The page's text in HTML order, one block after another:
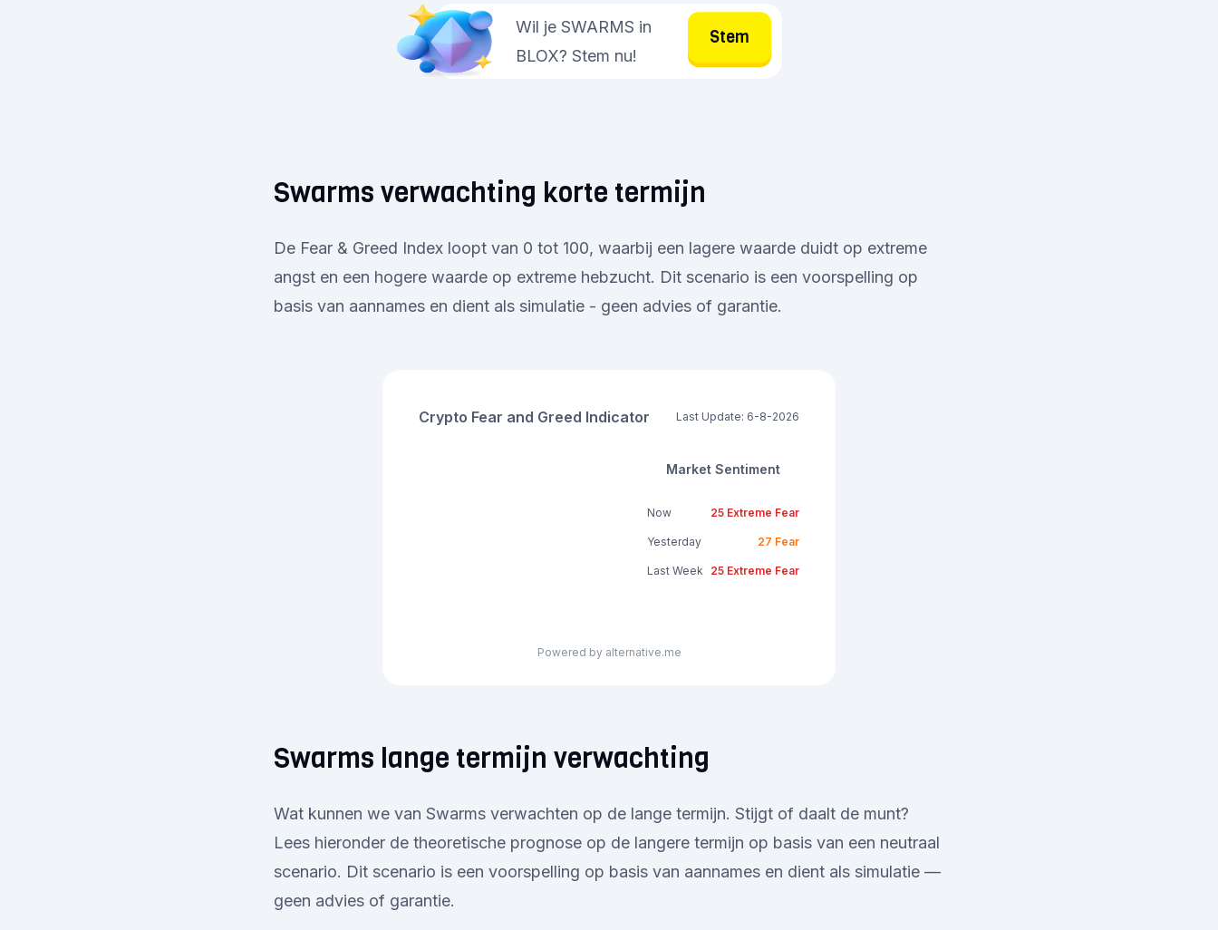
Wil je SWARMS in
BLOX? Stem nu!
Stem
Swarms verwachting korte termijn
De Fear & Greed Index loopt van 0 tot 100, waarbij een lagere waarde duidt op extreme
angst en een hogere waarde op extreme hebzucht. Dit scenario is een voorspelling op
basis van aannames en dient als simulatie - geen advies of garantie.
Crypto Fear and Greed Indicator Last Update: 6-8-2026
Market Sentiment
Now 25 Extreme Fear
Yesterday 27 Fear
Last Week 25 Extreme Fear
Powered by alternative.me
Swarms lange termijn verwachting
Wat kunnen we van Swarms verwachten op de lange termijn. Stijgt of daalt de munt?
Lees hieronder de theoretische prognose op de langere termijn op basis van een neutraal
scenario. Dit scenario is een voorspelling op basis van aannames en dient als simulatie —
geen advies of garantie.